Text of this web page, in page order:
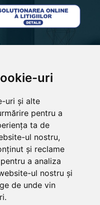
uri
uri și alte
pentru a
ta de
ul nostru,
și reclame
a analiza
ul nostru și
de unde vin